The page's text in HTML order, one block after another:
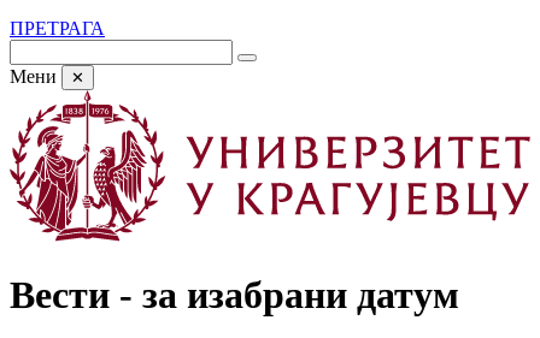
ПРЕТРАГА
Мени ✕
Вести - за изабрани датум